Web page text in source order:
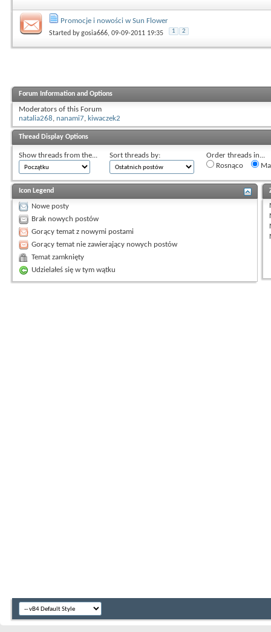
Promocje i nowości w Sun Flower
Started bygosia666, 09-09-2011 19:35 1 2
Forum Information and Options
Moderators of this Forum
natalia268, nanami7, kiwaczek2
Thread Display Options
Show threads from the... Sort threads by:
Order threads in...
Rosnąco
Icon Legend
Nowe posty
Brak nowych postów
Gorący temat z nowymi postami
Gorący temat nie zawierający nowych postów
Temat zamknięty
Udzielałeś się w tym wątku